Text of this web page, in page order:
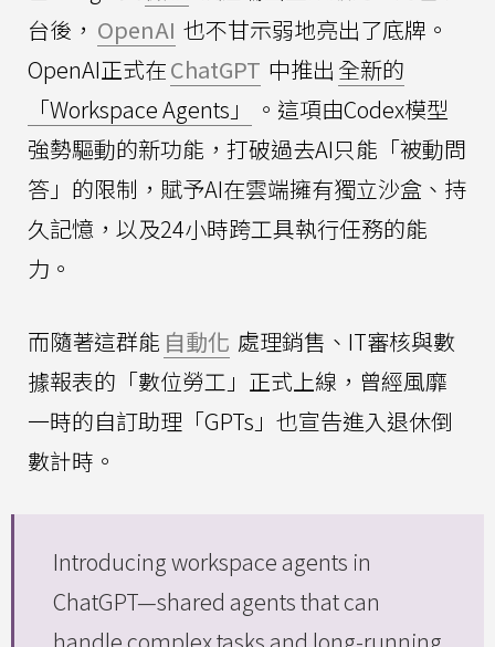
台後， OpenAI 也不甘示弱地亮出了底牌。
OpenAI正式在ChatGPT 中推出 全新的
「Workspace Agents」
。這項由Codex模型
強勢驅動的新功能，打破過去AI只能「被動問
答」的限制，賦予AI在雲端擁有獨立沙盒、持
久記憶，以及24小時跨工具執行任務的能
力。
而隨著這群能 自動化 處理銷售、IT審核與數
據報表的「數位勞工」正式上線，曾經風靡
一時的自訂助理「GPTs」也宣告進入退休倒
數計時。
Introducing workspace agents in
ChatGPT—shared agents that can